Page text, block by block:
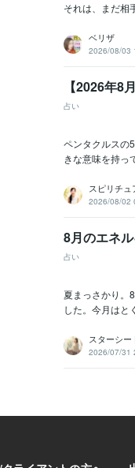
それは、まだ相
ベリザ
2026/08/03
【2026年8
占い
ペンタクルスの
きな意味を持っ
スピリチ
2026/08/02
8月のエネ
占い
夏まっさかり。
した。今月はと
スターシー
2026/07/31